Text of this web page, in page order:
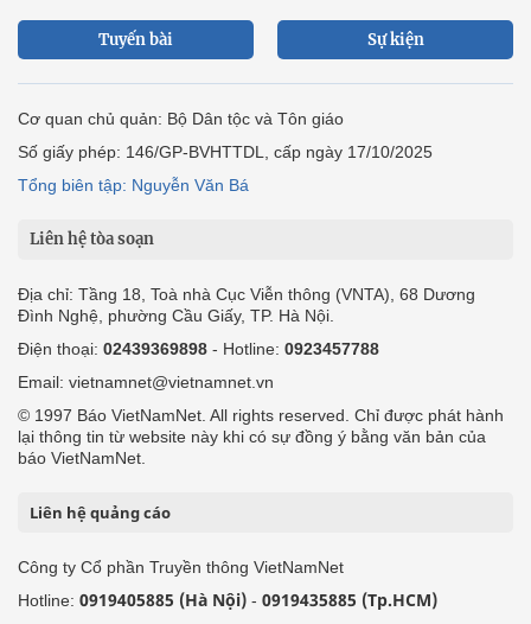
Tuyến bài Sự kiện
Cơ quan chủ quản: Bộ Dân tộc và Tôn giáo
Số giấy phép: 146/GP-BVHTTDL, cấp ngày 17/10/2025
Tổng biên tập: Nguyễn Văn Bá
Liên hệ tòa soạn
Địa chỉ: Tầng 18, Toà nhà Cục Viễn thông (VNTA), 68 Dương
Đình Nghệ, phường Cầu Giấy, TP. Hà Nội.
Điện thoại: 02439369898 - Hotline: 0923457788
Email: vietnamnet@vietnamnet.vn
© 1997 Báo VietNamNet. All rights reserved. Chỉ được phát hành
lại thông tin từ website này khi có sự đồng ý bằng văn bản của
báo VietNamNet.
Liên hệ quảng cáo
Công ty Cổ phần Truyền thông VietNamNet
Hotline: 0919405885 (Hà Nội) - 0919435885 (Tp.HCM)